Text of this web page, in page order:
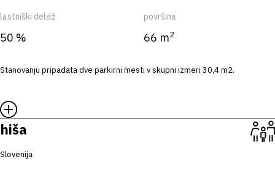
lastniški delež
50 %
površina
66 m2
Stanovanju pripadata dve parkirni mesti v skupni izmeri 30,4 m2.
hiša
Slovenija